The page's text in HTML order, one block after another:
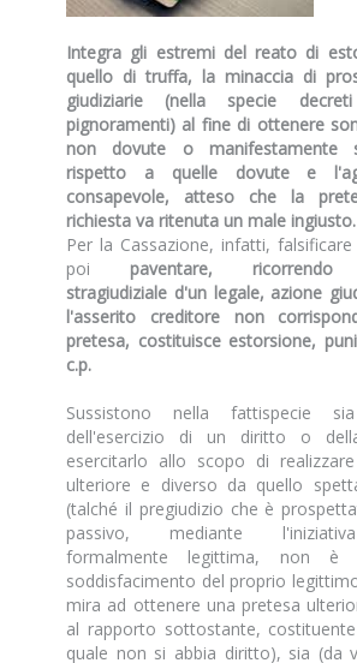
Integra gli estremi del reato di
quello di truffa, la minaccia di
giudiziarie (nella specie
pignoramenti) al fine di ottenere
non dovute o manifestamente
rispetto a quelle dovute e
consapevole, atteso che la
richiesta va ritenuta un male ingiusto.
Per la Cassazione, infatti,
poi paventare, ricorrendo
stragiudiziale d'un legale, azione
l'asserito creditore non
pretesa, costituisce estorsione,
c.p.
Sussistono nella fattispecie
dell'esercizio di un diritto o
esercitarlo allo scopo di
ulteriore e diverso da quello
(talché il pregiudizio che è
passivo, mediante
formalmente legittima, non è
soddisfacimento del proprio
mira ad ottenere una pretesa
al rapporto sottostante,
quale non si abbia diritto), sia (da